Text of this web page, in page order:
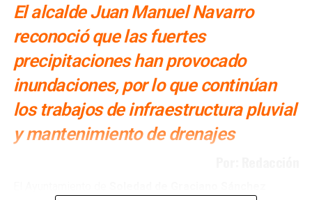
El alcalde Juan Manuel Navarro
reconoció que las fuertes
precipitaciones han provocado
inundaciones, por lo que continúan
los trabajos de infraestructura pluvial
y mantenimiento de drenajes